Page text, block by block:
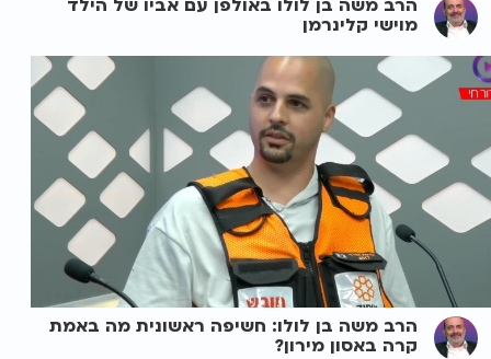
הרב משה בן לולו באולפן עם אביו של הילד
מוישי קלינרמן
הרב משה בן לולו: חשיפה ראשונית מה באמת
קרה באסון מירון?